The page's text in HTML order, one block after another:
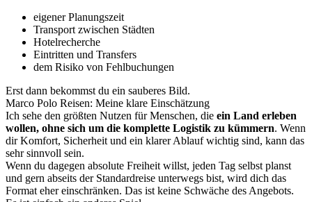
eigener Planungszeit
Transport zwischen Städten
Hotelrecherche
Eintritten und Transfers
dem Risiko von Fehlbuchungen
Erst dann bekommst du ein sauberes Bild.
Marco Polo Reisen: Meine klare Einschätzung
Ich sehe den größten Nutzen für Menschen, die ein Land erleben
wollen, ohne sich um die komplette Logistik zu kümmern. Wenn
dir Komfort, Sicherheit und ein klarer Ablauf wichtig sind, kann das
sehr sinnvoll sein.
Wenn du dagegen absolute Freiheit willst, jeden Tag selbst planst
und gern abseits der Standardreise unterwegs bist, wird dich das
Format eher einschränken. Das ist keine Schwäche des Angebots.